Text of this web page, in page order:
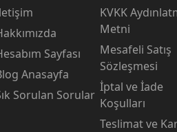
Sayfası
Anasayfa
Sorulan Sorular
KVKK
Metni
Mesafeli Satış
Sözleşmesi
İptal ve İade
Koşulları
Teslimat ve